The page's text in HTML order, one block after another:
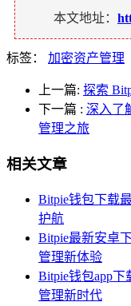
本文地址：
标签： 加密资产管理
上一篇: 探索
下一篇 : 深入了
管理之旅
相关文章
Bitpie钱包下载
护航
Bitpie最新安卓
管理新体验
Bitpie钱包app
管理新时代